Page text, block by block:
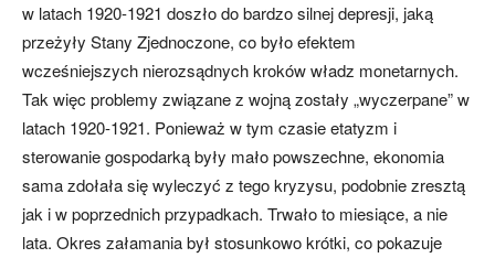
w latach 1920-1921 doszło do bardzo silnej depresji, jaką
przeżyły Stany Zjednoczone, co było efektem
wcześniejszych nierozsądnych kroków władz monetarnych.
Tak więc problemy związane z wojną zostały „wyczerpane” w
latach 1920-1921. Ponieważ w tym czasie etatyzm i
sterowanie gospodarką były mało powszechne, ekonomia
sama zdołała się wyleczyć z tego kryzysu, podobnie zresztą
jak i w poprzednich przypadkach. Trwało to miesiące, a nie
lata. Okres załamania był stosunkowo krótki, co pokazuje